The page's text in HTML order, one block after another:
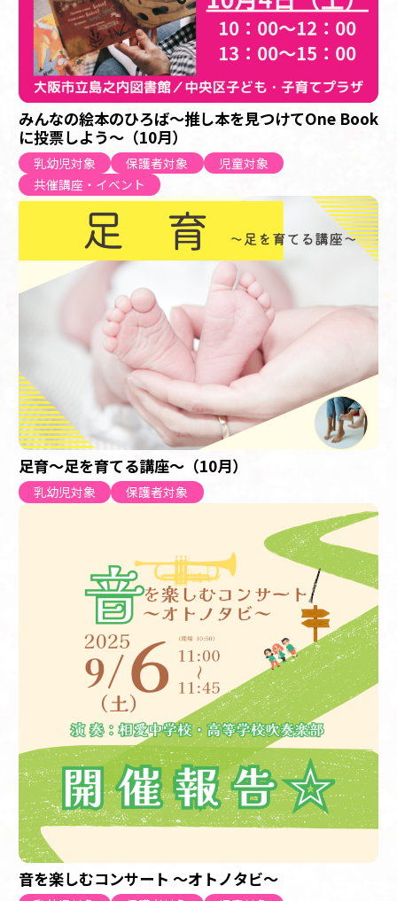
みんなの絵本のひろば～推し本を見つけてOne Book
に投票しよう～（10月）
乳幼児対象 保護者対象
児童対象
共催講座・イベント
足育～足を育てる講座～（10月）
乳幼児対象 保護者対象
音を楽しむコンサート ～オトノタビ～